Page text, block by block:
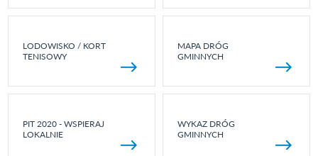
LODOWISKO / KORT
TENISOWY
MAPA DRÓG
GMINNYCH
PIT 2020 - WSPIERAJ
LOKALNIE
WYKAZ DRÓG
GMINNYCH